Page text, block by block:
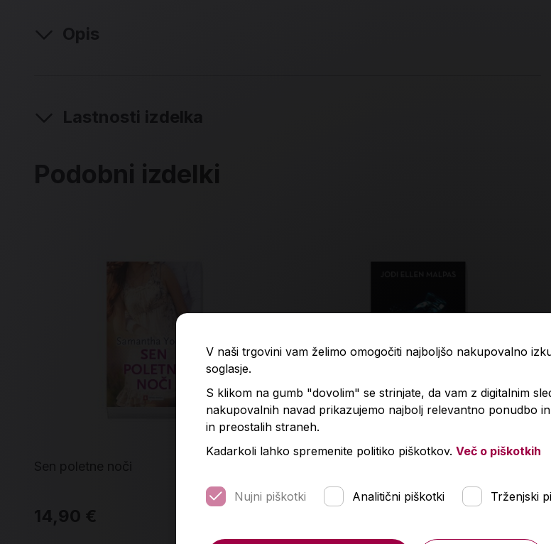
Opis
Lastnosti izdelka
Podobni izdelki
Sen poletne noči
14,90 €
V naši trgovini vam želimo omogočiti najboljšo nakupovalno
soglasje.
S klikom na gumb "dovolim" se strinjate, da vam z digitalnim
nakupovalnih navad prikazujemo najbolj relevantno ponudbo
in preostalih straneh.
Kadarkoli lahko spremenite politiko piškotkov. Več o piškotkih
Nujni piškotki Analitični piškotki Trženjski